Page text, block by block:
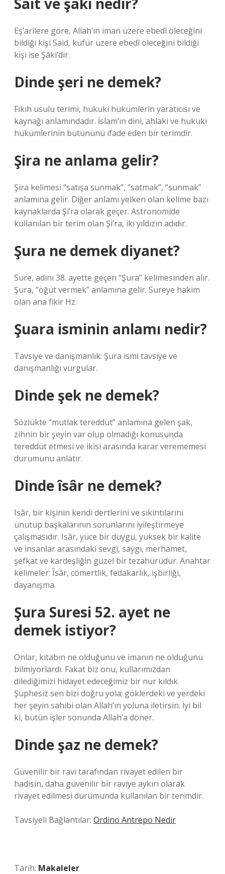
Eş’arilere göre, Allah’ın iman üzere ebedî öleceğini
bildiği kişi Said, küfür üzere ebedî öleceğini bildiği
kişi ise Şâki’dir.
Dinde şeri ne demek?
Fıkıh usulü terimi, hukuki hükümlerin yaratıcısı ve
kaynağı anlamındadır. İslam’ın dini, ahlaki ve hukuki
hükümlerinin bütününü ifade eden bir terimdir.
Şira ne anlama gelir?
Şira kelimesi “satışa sunmak”, “satmak”, “sunmak”
anlamına gelir. Diğer anlamı yelken olan kelime bazı
kaynaklarda Şi’ra olarak geçer. Astronomide
kullanılan bir terim olan Şi’ra, iki yıldızın adıdır.
Şura ne demek diyanet?
Sure, adını 38. ayette geçen “Şura” kelimesinden alır.
Şura, “öğüt vermek” anlamına gelir. Sureye hakim
olan ana fikir Hz.
Şuara isminin anlamı nedir?
Tavsiye ve danışmanlık: Şura ismi tavsiye ve
danışmanlığı vurgular.
Dinde şek ne demek?
Sözlükte “mutlak tereddüt” anlamına gelen şak,
zihnin bir şeyin var olup olmadığı konusunda
tereddüt etmesi ve ikisi arasında karar verememesi
durumunu anlatır.
Dinde îsâr ne demek?
Isâr, bir kişinin kendi dertlerini ve sıkıntılarını
unutup başkalarının sorunlarını iyileştirmeye
çalışmasıdır. Isâr, yüce bir duygu, yüksek bir kalite
ve insanlar arasındaki sevgi, saygı, merhamet,
şefkat ve kardeşliğin güzel bir tezahürüdür. Anahtar
kelimeler: Îsâr, cömertlik, fedakarlık, işbirliği,
dayanışma.
Şura Suresi 52. ayet ne
demek istiyor?
Onlar, kitabın ne olduğunu ve imanın ne olduğunu
bilmiyorlardı. Fakat biz onu, kullarımızdan
dilediğimizi hidayet edeceğimiz bir nur kıldık.
Şüphesiz sen bizi doğru yola; göklerdeki ve yerdeki
her şeyin sahibi olan Allah’ın yoluna iletirsin. İyi bil
ki, bütün işler sonunda Allah’a döner.
Dinde şaz ne demek?
Güvenilir bir ravi tarafından rivayet edilen bir
hadisin, daha güvenilir bir raviye aykırı olarak
rivayet edilmesi durumunda kullanılan bir terimdir.
Tavsiyeli Bağlantılar: Ordino Antrepo Nedir
Tarih: Makaleler